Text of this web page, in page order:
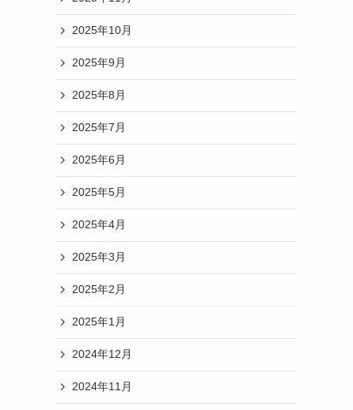
2025年10月
2025年9月
2025年8月
2025年7月
2025年6月
2025年5月
2025年4月
2025年3月
2025年2月
2025年1月
2024年12月
2024年11月